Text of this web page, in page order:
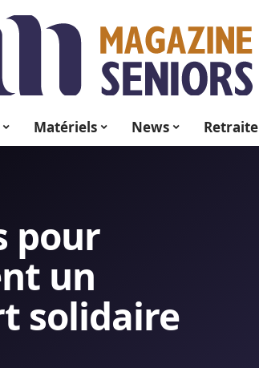
Matériels News Retraite
pour
un
solidaire